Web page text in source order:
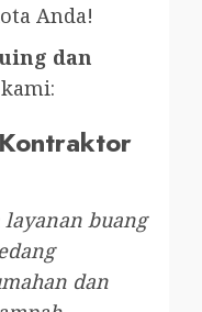
Anda!
dan
kami:
layanan buang
dan